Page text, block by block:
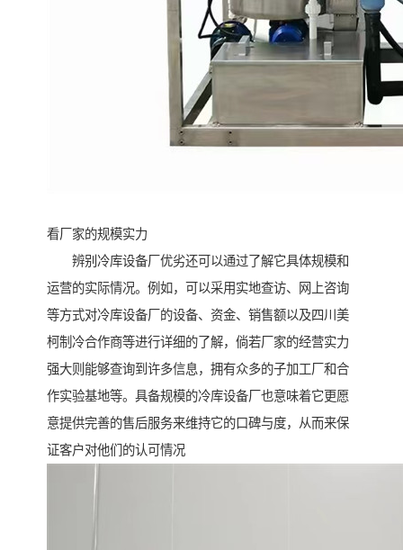
看厂家的规模实力
辨别冷库设备厂优劣还可以通过了解它具体规模和
运营的实际情况。例如，可以采用实地查访、网上咨询
等方式对冷库设备厂的设备、资金、销售额以及四川美
柯制冷合作商等进行详细的了解，倘若厂家的经营实力
强大则能够查询到许多信息，拥有众多的子加工厂和合
作实验基地等。具备规模的冷库设备厂也意味着它更愿
意提供完善的售后服务来维持它的口碑与度，从而来保
证客户对他们的认可情况